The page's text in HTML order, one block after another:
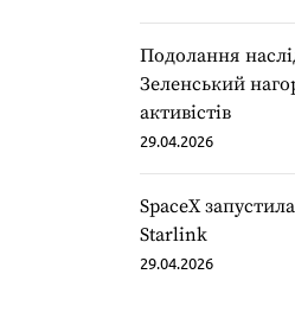
Подолання
Зеленський
активістів
29.04.2026
SpaceX
Starlink
29.04.2026